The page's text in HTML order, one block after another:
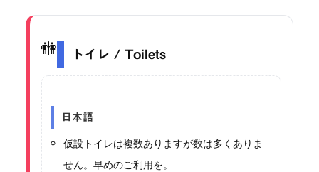
🚻 トイレ / Toilets
日本語
仮設トイレは複数ありますが数は多くありま
せん。早めのご利用を。